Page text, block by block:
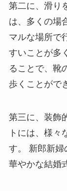
第二に、滑り
は、多くの場
マルな場所で
すいことが多
ることで、靴
歩くことがで
第三に、装飾
トには、様々
す。 新郎新婦
華やかな結婚